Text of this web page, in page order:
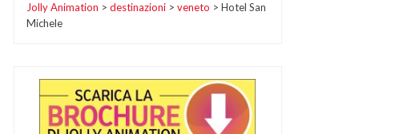
Jolly Animation > destinazioni> veneto > Hotel San
Michele